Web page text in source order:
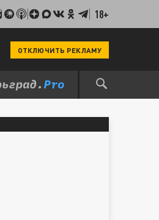
18+
ОТКЛЮЧИТЬ РЕКЛАМУ